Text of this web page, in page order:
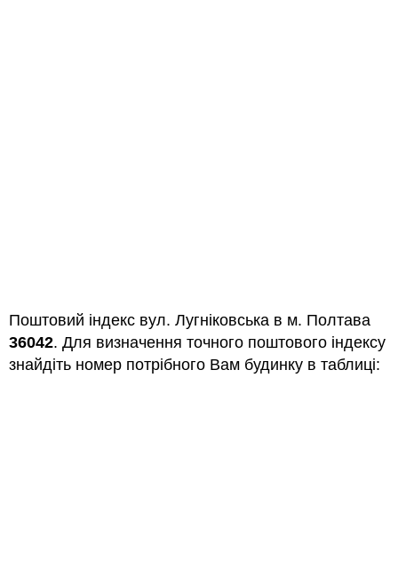
Поштовий індекс вул. Лугніковська в м. Полтава
36042. Для визначення точного поштового індексу
знайдіть номер потрібного Вам будинку в таблиці: